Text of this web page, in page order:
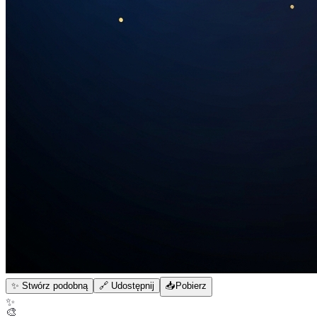
✨ Stwórz podobną 🔗 Udostępnij 📥 Pobierz
✨
🎨